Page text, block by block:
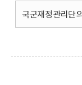
국군재정관리단